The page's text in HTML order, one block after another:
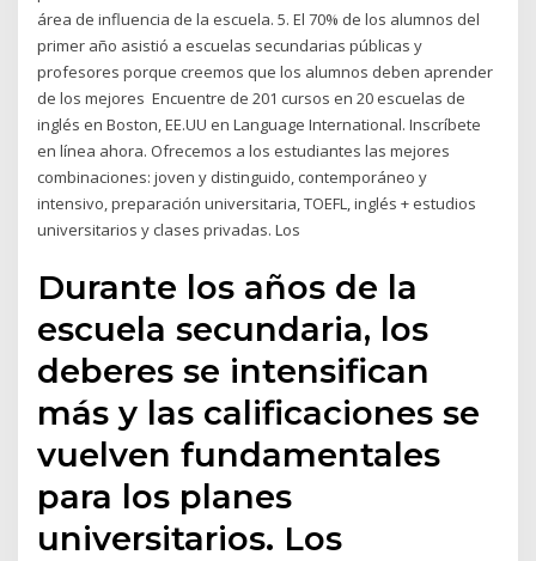
área de influencia de la escuela. 5. El 70% de los alumnos del
primer año asistió a escuelas secundarias públicas y
profesores porque creemos que los alumnos deben aprender
de los mejores Encuentre de 201 cursos en 20 escuelas de
inglés en Boston, EE.UU en Language International. Inscríbete
en línea ahora. Ofrecemos a los estudiantes las mejores
combinaciones: joven y distinguido, contemporáneo y
intensivo, preparación universitaria, TOEFL, inglés + estudios
universitarios y clases privadas. Los
Durante los años de la
escuela secundaria, los
deberes se intensifican
más y las calificaciones se
vuelven fundamentales
para los planes
universitarios. Los